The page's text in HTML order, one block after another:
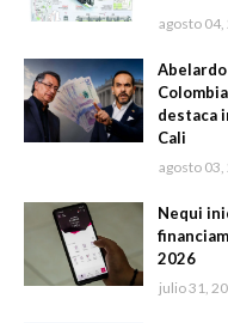
agosto
destaca
Cali
agosto
Nequi
2026
julio 31,